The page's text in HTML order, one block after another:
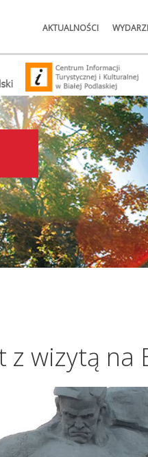
AKTUALNOŚCI
z wizytą na